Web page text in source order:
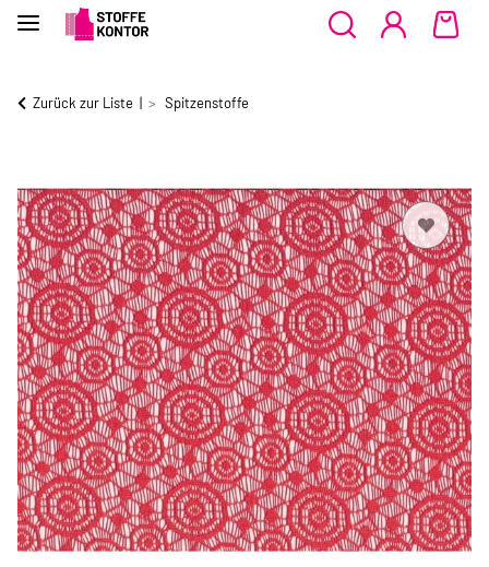
Zurück zur Liste Spitzenstoffe